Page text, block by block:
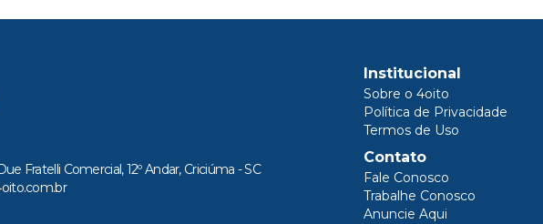
Fratelli Comercial, 12º Andar, Criciúma - SC
Institucional
Sobre o 4oito
Política de Privacidade
Termos de Uso
Contato
Fale Conosco
Trabalhe Conosco
Anuncie Aqui